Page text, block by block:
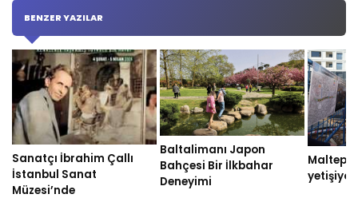
BENZER YAZILAR
Sanatçı İbrahim Çallı
İstanbul Sanat
Müzesi’nde
Baltalimanı Japon
Bahçesi Bir İlkbahar
Deneyimi
Maltepe
yetişiyor